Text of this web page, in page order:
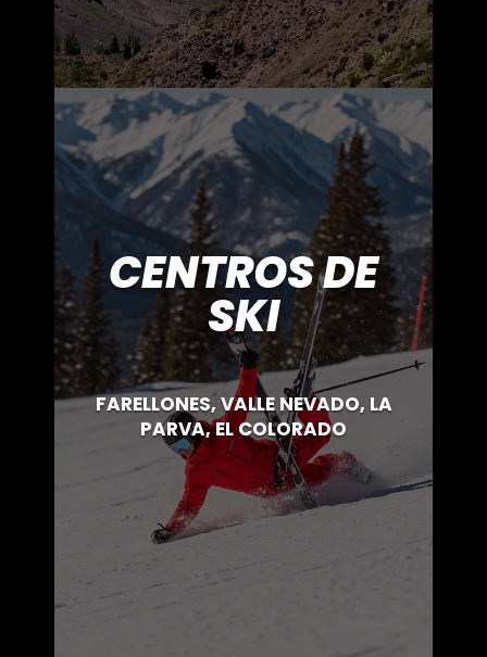
CENTROS DE
SKI
FARELLONES, VALLE NEVADO, LA
PARVA, EL COLORADO